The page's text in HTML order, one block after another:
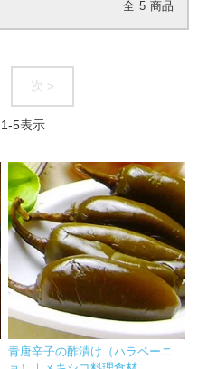
全 5 商品
次 >
1-5表示
青唐辛子の酢漬け（ハラペーニ